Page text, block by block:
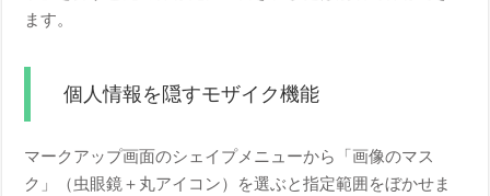
ます。
個人情報を隠すモザイク機能
マークアップ画面のシェイプメニューから「画像のマス
ク」（虫眼鏡＋丸アイコン）を選ぶと指定範囲をぼかせま